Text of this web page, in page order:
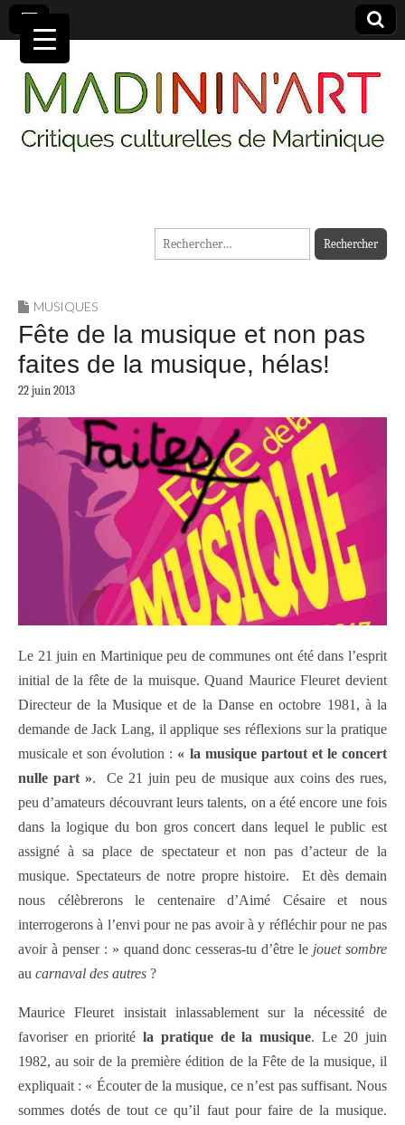
MADININ'ART
Rechercher :
MUSIQUES
Fête de la musique et non pas
faites de la musique, hélas!
22 juin 2013
Le 21 juin en Martinique peu de communes ont été dans l’esprit
initial de la fête de la muisque. Quand Maurice Fleuret devient
Directeur de la Musique et de la Danse en octobre 1981, à la
demande de Jack Lang, il applique ses réflexions sur la pratique
musicale et son évolution : « la musique partout et le concert
nulle part ». Ce 21 juin peu de musique aux coins des rues,
peu d’amateurs découvrant leurs talents, on a été encore une fois
dans la logique du bon gros concert dans lequel le public est
assigné à sa place de spectateur et non pas d’acteur de la
musique. Spectateurs de notre propre histoire. Et dès demain
nous célèbrerons le centenaire d’Aimé Césaire et nous
interrogerons à l’envi pour ne pas avoir à y réfléchir pour ne pas
avoir à penser : » quand donc cesseras-tu d’être le jouet sombre
au carnaval des autres ?
Maurice Fleuret insistait inlassablement sur la nécessité de
favoriser en priorité la pratique de la musique. Le 20 juin
1982, au soir de la première édition de la Fête de la musique, il
expliquait : « Écouter de la musique, ce n’est pas suffisant. Nous
sommes dotés de tout ce qu’il faut pour faire de la musique.